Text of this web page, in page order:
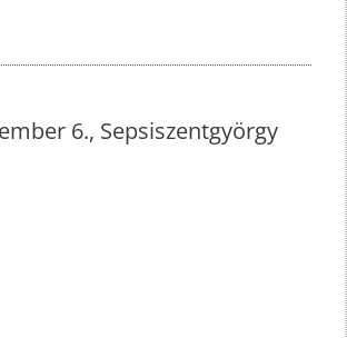
6., Sepsiszentgyörgy